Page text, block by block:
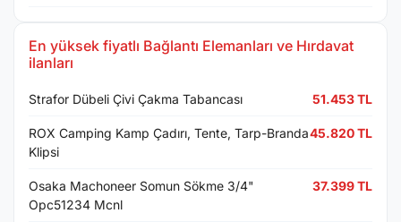
En yüksek fiyatlı Bağlantı Elemanları ve Hırdavat
ilanları
Strafor Dübeli Çivi Çakma Tabancası 51.453 TL
ROX Camping Kamp Çadırı, Tente, Tarp-Branda
Klipsi
45.820 TL
Osaka Machoneer Somun Sökme 3/4"
Opc51234 Mcnl
37.399 TL